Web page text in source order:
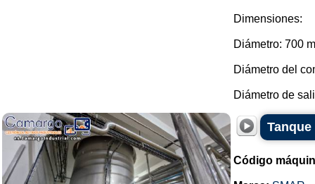
Dimensiones:
Diámetro: 700
Diámetro del
Diámetro de
Código